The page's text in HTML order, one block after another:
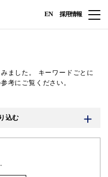
EN 採用情報
ました。
キーワードごとに
考にご覧ください。
込む